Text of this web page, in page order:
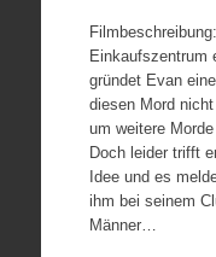
Einkaufszentrum
gründet Evan
diesen Mord
um weitere
Doch leider trifft
Idee und es
ihm bei seinem
Männer…